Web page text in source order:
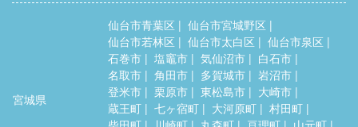
宮城県
仙台市青葉区
仙台市宮城野区
仙台市若林区
仙台市太白区
仙台市泉区
石巻市
塩竈市 気仙沼市
白石市
名取市
角田市 多賀城市
岩沼市
登米市
栗原市 東松島市
大崎市
蔵王町
七ヶ宿町 大河原町
村田町